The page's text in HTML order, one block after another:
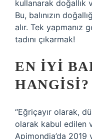
kullanarak doğallık
Bu, balınızın
alır. Tek yapmanız
tadını çıkarmak!
EN IYI
HANGISI?
“Eğriçayır olarak,
olarak kabul edilen
Apimondia’da 2019